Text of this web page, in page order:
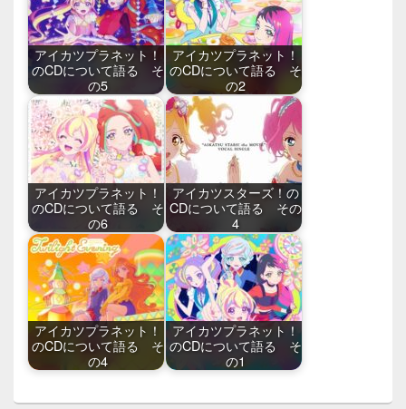
アイカツプラネット！
のCDについて語る そ
の5
アイカツプラネット！
のCDについて語る そ
の2
アイカツプラネット！
のCDについて語る そ
の6
アイカツスターズ！の
CDについて語る その
4
アイカツプラネット！
のCDについて語る そ
の4
アイカツプラネット！
のCDについて語る そ
の1